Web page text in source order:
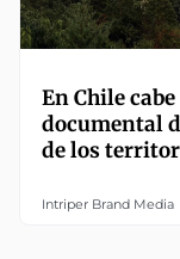
En Chile
documental
de los
Intriper Brand Media